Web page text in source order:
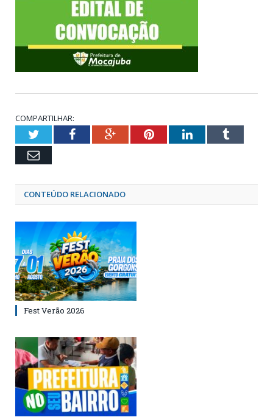
COMPARTILHAR:
TwitterFacebookGoogle+PinterestLinkedInTumblr
Email
CONTEÚDO RELACIONADO
Fest Verão 2026